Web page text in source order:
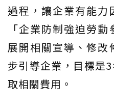
過程，讓企業有能力
「企業防制強迫勞
展開相關宣導、修改
步引導企業，目標是
取相關費用。